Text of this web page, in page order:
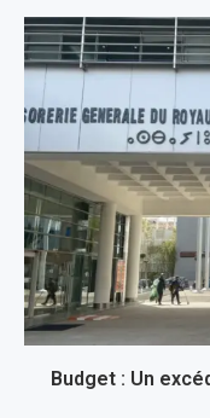
Budget : Un